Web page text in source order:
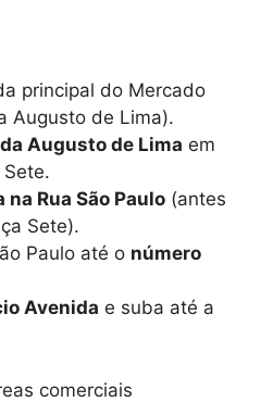
principal do Mercado
Augusto de Lima).
Augusto de Lima em
na Rua São Paulo (antes
Sete).
Paulo até o número
Avenida e suba até a
comerciais